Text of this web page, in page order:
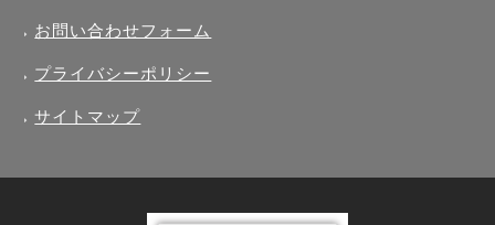
お問い合わせフォーム
プライバシーポリシー
サイトマップ